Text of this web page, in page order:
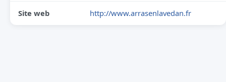
Site web http://www.arrasenlavedan.fr